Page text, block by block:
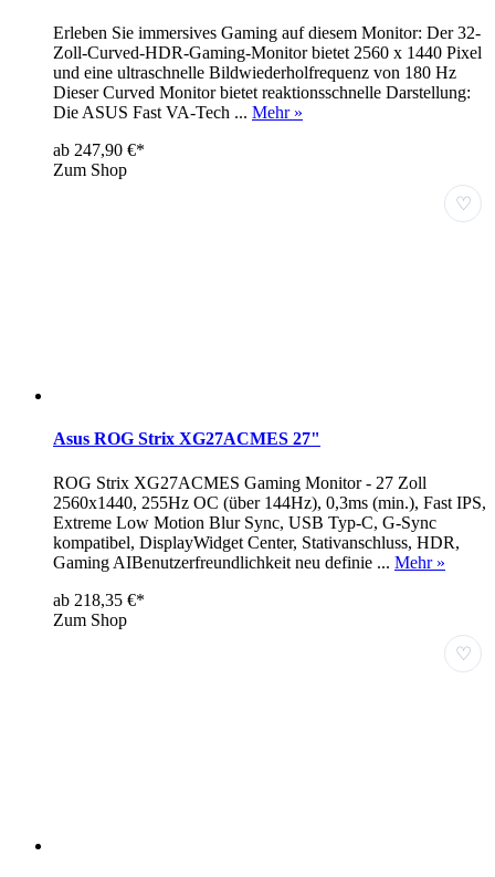
Erleben Sie immersives Gaming auf diesem Monitor: Der 32-
Zoll-Curved-HDR-Gaming-Monitor bietet 2560 x 1440 Pixel
und eine ultraschnelle Bildwiederholfrequenz von 180 Hz
Dieser Curved Monitor bietet reaktionsschnelle Darstellung:
Die ASUS Fast VA-Tech ... Mehr »
ab 247,90 €*
Zum Shop
♡
Asus ROG Strix XG27ACMES 27"
ROG Strix XG27ACMES Gaming Monitor - 27 Zoll
2560x1440, 255Hz OC (über 144Hz), 0,3ms (min.), Fast IPS,
Extreme Low Motion Blur Sync, USB Typ-C, G-Sync
kompatibel, DisplayWidget Center, Stativanschluss, HDR,
Gaming AIBenutzerfreundlichkeit neu definie ... Mehr »
ab 218,35 €*
Zum Shop
♡